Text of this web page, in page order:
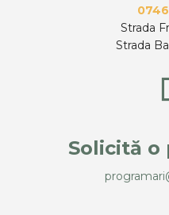
Strada
Strada
Solicită o